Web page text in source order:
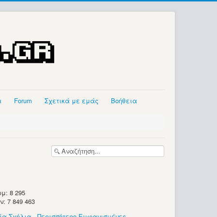
Forum Σχετικά με εμάς Βοήθεια
8 295
7 849 463